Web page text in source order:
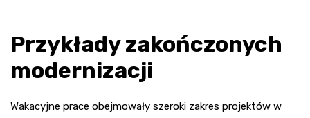
Przykłady zakończonych
modernizacji
Wakacyjne prace obejmowały szeroki zakres projektów w